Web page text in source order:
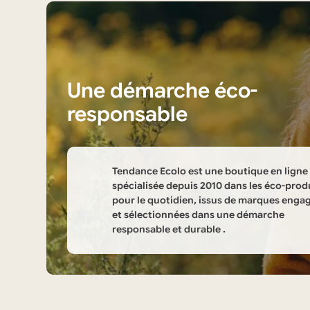
être
choisies
sur
page
Informations
Une démarche éco-
responsable
Tendance Ecolo est une boutique en ligne
spécialisée depuis 2010 dans les éco-
pour le quotidien, issus de marques
et sélectionnées dans une démarche
responsable et durable .